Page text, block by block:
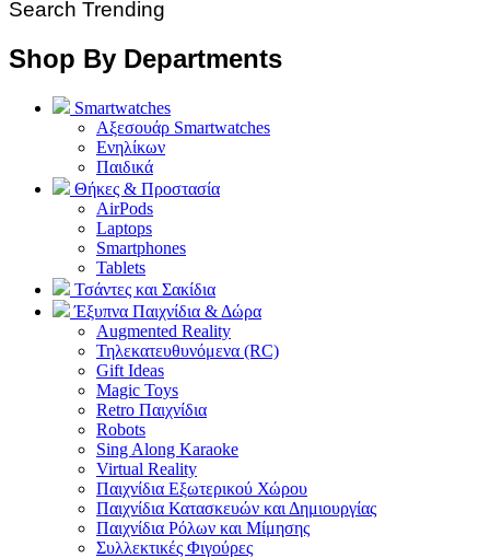
Search Trending
Shop By Departments
Smartwatches
Αξεσουάρ Smartwatches
Ενηλίκων
Παιδικά
Θήκες & Προστασία
AirPods
Laptops
Smartphones
Tablets
Τσάντες και Σακίδια
Έξυπνα Παιχνίδια & Δώρα
Augmented Reality
Τηλεκατευθυνόμενα (RC)
Gift Ideas
Magic Toys
Retro Παιχνίδια
Robots
Sing Along Karaoke
Virtual Reality
Παιχνίδια Εξωτερικού Χώρου
Παιχνίδια Κατασκευών και Δημιουργίας
Παιχνίδια Ρόλων και Μίμησης
Συλλεκτικές Φιγούρες